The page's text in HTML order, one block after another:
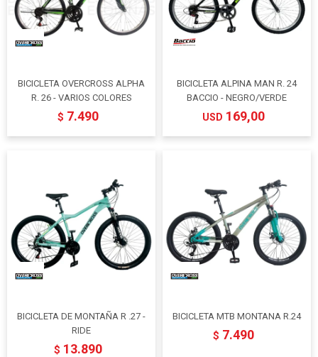
BICICLETA OVERCROSS ALPHA
R. 26 - VARIOS COLORES
$ 7.490
BICICLETA ALPINA MAN R. 24
BACCIO - NEGRO/VERDE
USD 169,00
BICICLETA DE MONTAÑA R .27 -
RIDE
$ 13.890
BICICLETA MTB MONTANA R.24
$ 7.490